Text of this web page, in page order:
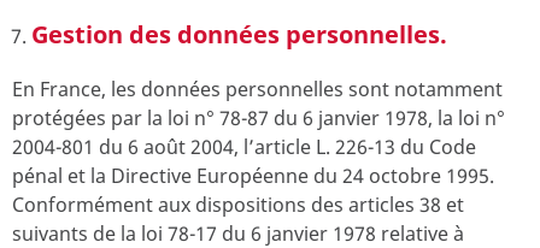
Gestion des données personnelles.
En France, les données personnelles sont notamment
protégées par la loi n° 78-87 du 6 janvier 1978, la loi n°
2004-801 du 6 août 2004, l’article L. 226-13 du Code
pénal et la Directive Européenne du 24 octobre 1995.
Conformément aux dispositions des articles 38 et
suivants de la loi 78-17 du 6 janvier 1978 relative à